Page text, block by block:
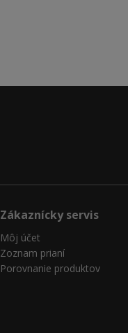
Zákaznícky servis
Môj účet
Zoznam prianí
Porovnanie produktov